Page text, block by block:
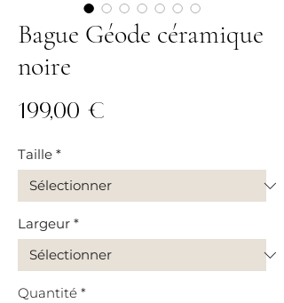
Bague Géode céramique
noire
199,00 €
Taille *
Largeur *
Quantité *